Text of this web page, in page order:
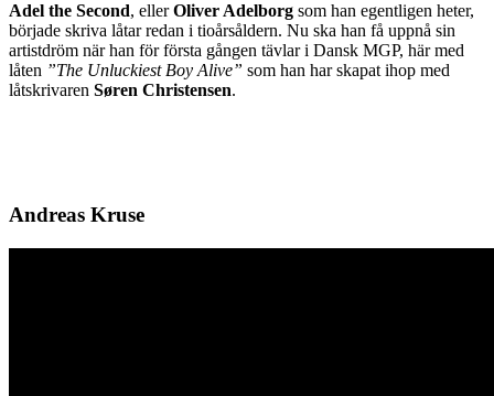
Adel the Second, ellerOliver Adelborg som han egentligen heter,
började skriva låtar redan i tioårsåldern. Nu ska han få uppnå sin
artistdröm när han för första gången tävlar i Dansk MGP, här med
låten ”The Unluckiest Boy Alive” som han har skapat ihop med
låtskrivaren Søren Christensen.
Andreas Kruse